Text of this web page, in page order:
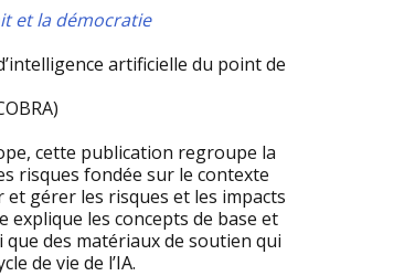
et la démocratie
artificielle du point de
cette publication regroupe la
risques fondée sur le contexte
gérer les risques et les impacts
explique les concepts de base et
que des matériaux de soutien qui
de vie de l’IA.